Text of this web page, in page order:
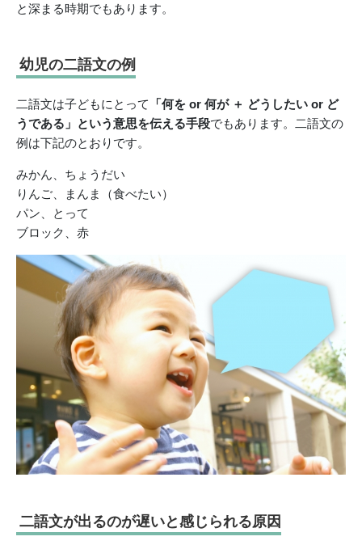
と深まる時期でもあります。
幼児の二語文の例
二語文は子どもにとって
「何を or 何が ＋ どうしたい or ど
うである」という意思を伝える手段でもあります。二語文の
例は下記のとおりです。
みかん、ちょうだい
りんご、まんま（食べたい）
パン、とって
ブロック、赤
二語文が出るのが遅いと感じられる原因